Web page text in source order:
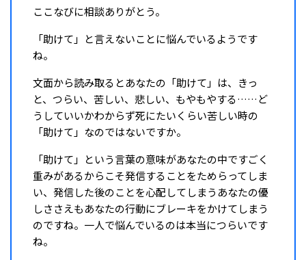
ここなびに相談ありがとう。
「助けて」と言えないことに悩んでいるようです
ね。
文面から読み取るとあなたの「助けて」は、きっ
と、つらい、苦しい、悲しい、もやもやする……ど
うしていいかわからず死にたいくらい苦しい時の
「助けて」なのではないですか。
「助けて」という言葉の意味があなたの中ですごく
重みがあるからこそ発信することをためらってしま
い、発信した後のことを心配してしまうあなたの優
しささえもあなたの行動にブレーキをかけてしまう
のですね。一人で悩んでいるのは本当につらいです
ね。